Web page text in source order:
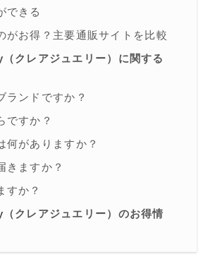
できる
がお得？主要通販サイトを比較
クレアジュエリー）に関する
ランドですか？
ですか？
何がありますか？
きますか？
すか？
クレアジュエリー）のお得情